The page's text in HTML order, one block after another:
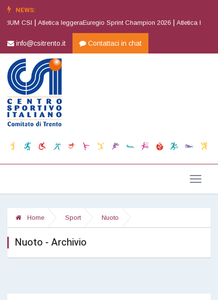
NEWS:
|Atletica leggeraEuregio Sprint Champion 2026 |Atletica leggera2^ Joy
info@csitrento.it Contattaci in chat
Home Sport Nuoto
Nuoto - Archivio